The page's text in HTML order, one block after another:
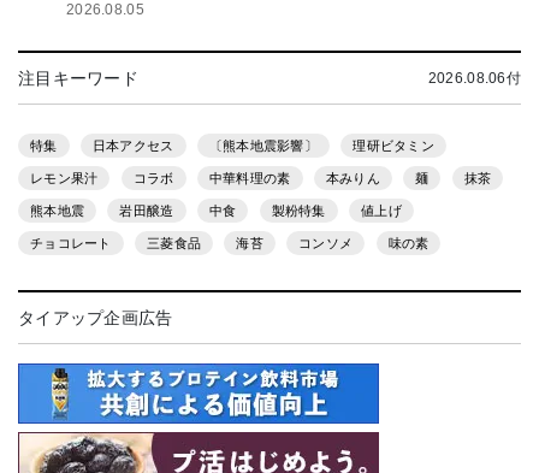
2026.08.05
注目キーワード 2026.08.06付
特集 日本アクセス 〔熊本地震影響〕 理研ビタミン
レモン果汁 コラボ 中華料理の素 本みりん 麺 抹茶
熊本地震 岩田醸造 中食 製粉特集 値上げ
チョコレート 三菱食品 海苔 コンソメ 味の素
タイアップ企画広告